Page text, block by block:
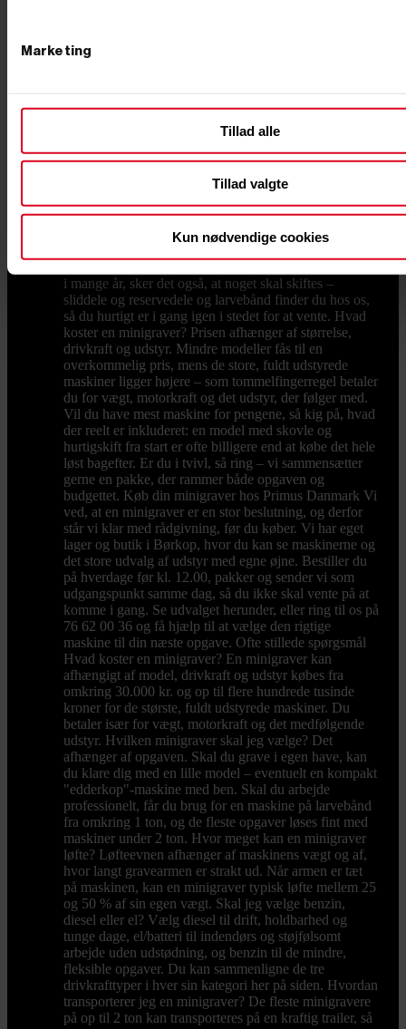
Marketing
Tillad alle
Tillad valgte
Kun nødvendige cookies
Tilbehør og udstyr, der gør arbejdet nemmere En
forvandler du maskinen til et komplet anlægsværktøj –
pælebor, der trænger gennem stiv lerjord på sekunder.
Når jorden er gravet og skal pakkes igen, er en
makkerpar, og en motorbør til at flytte jord og grus
sparer både ryg og tid, når materialerne skal væk fra
hullet. Transport og vedligehold En maskine på 1-2 ton
skal flyttes mellem opgaverne, og her er en trailer til
i mange år, sker det også, at noget skal skiftes –
sliddele og reservedele og larvebånd finder du hos os,
så du hurtigt er i gang igen i stedet for at vente. Hvad
koster en minigraver? Prisen afhænger af størrelse,
drivkraft og udstyr. Mindre modeller fås til en
overkommelig pris, mens de store, fuldt udstyrede
maskiner ligger højere – som tommelfingerregel betaler
du for vægt, motorkraft og det udstyr, der følger med.
Vil du have mest maskine for pengene, så kig på, hvad
der reelt er inkluderet: en model med skovle og
hurtigskift fra start er ofte billigere end at købe det hele
løst bagefter. Er du i tvivl, så ring – vi sammensætter
gerne en pakke, der rammer både opgaven og
budgettet. Køb din minigraver hos Primus Danmark Vi
ved, at en minigraver er en stor beslutning, og derfor
står vi klar med rådgivning, før du køber. Vi har eget
lager og butik i Børkop, hvor du kan se maskinerne og
det store udvalg af udstyr med egne øjne. Bestiller du
på hverdage før kl. 12.00, pakker og sender vi som
udgangspunkt samme dag, så du ikke skal vente på at
komme i gang. Se udvalget herunder, eller ring til os på
76 62 00 36 og få hjælp til at vælge den rigtige
maskine til din næste opgave. Ofte stillede spørgsmål
Hvad koster en minigraver? En minigraver kan
afhængigt af model, drivkraft og udstyr købes fra
omkring 30.000 kr. og op til flere hundrede tusinde
kroner for de største, fuldt udstyrede maskiner. Du
betaler især for vægt, motorkraft og det medfølgende
udstyr. Hvilken minigraver skal jeg vælge? Det
afhænger af opgaven. Skal du grave i egen have, kan
du klare dig med en lille model – eventuelt en kompakt
"edderkop"-maskine med ben. Skal du arbejde
professionelt, får du brug for en maskine på larvebånd
fra omkring 1 ton, og de fleste opgaver løses fint med
maskiner under 2 ton. Hvor meget kan en minigraver
løfte? Løfteevnen afhænger af maskinens vægt og af,
hvor langt gravearmen er strakt ud. Når armen er tæt
på maskinen, kan en minigraver typisk løfte mellem 25
og 50 % af sin egen vægt. Skal jeg vælge benzin,
diesel eller el? Vælg diesel til drift, holdbarhed og
tunge dage, el/batteri til indendørs og støjfølsomt
arbejde uden udstødning, og benzin til de mindre,
fleksible opgaver. Du kan sammenligne de tre
drivkrafttyper i hver sin kategori her på siden. Hvordan
transporterer jeg en minigraver? De fleste minigravere
på op til 2 ton kan transporteres på en kraftig trailer, så